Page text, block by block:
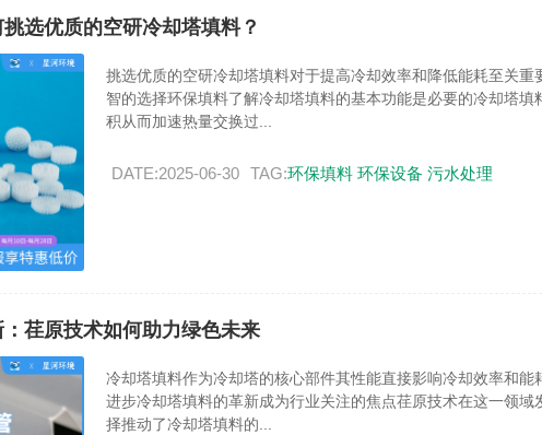
选优质的空研冷却塔填料？
挑选优质的空研冷却塔填料对于提高冷却效率和降低能耗至关重
智的选择环保填料了解冷却塔填料的基本功能是必要的冷却塔
积从而加速热量交换过...
DATE:2025-06-30 TAG:环保填料 环保设备 污水处理
荏原技术如何助力绿色未来
冷却塔填料作为冷却塔的核心部件其性能直接影响冷却效率和
进步冷却塔填料的革新成为行业关注的焦点荏原技术在这一领
择推动了冷却塔填料的...